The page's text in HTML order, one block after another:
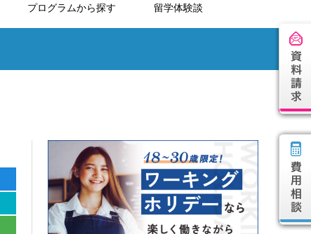
プログラムから探す 留学体験談